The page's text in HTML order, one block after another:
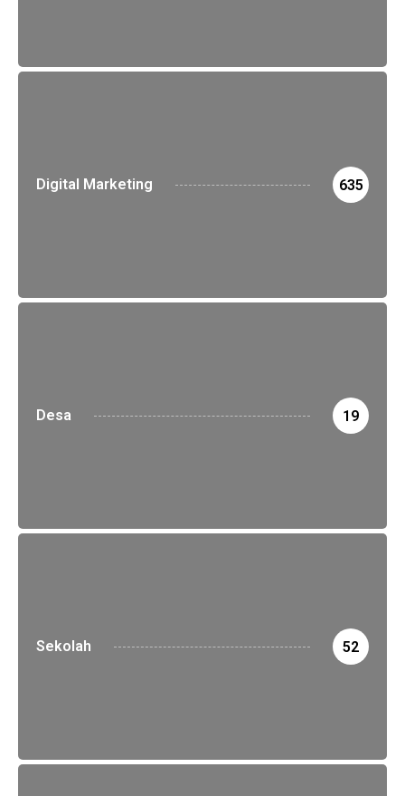
Digital Marketing 635
Desa 19
Sekolah 52